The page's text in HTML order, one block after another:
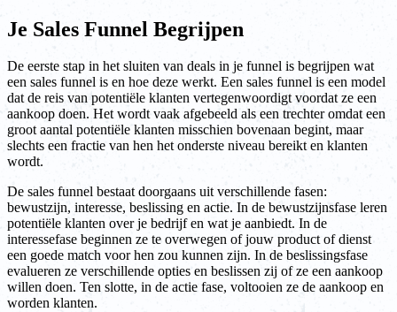
Je Sales Funnel Begrijpen
De eerste stap in het sluiten van deals in je funnel is begrijpen wat
een sales funnel is en hoe deze werkt. Een sales funnel is een model
dat de reis van potentiële klanten vertegenwoordigt voordat ze een
aankoop doen. Het wordt vaak afgebeeld als een trechter omdat een
groot aantal potentiële klanten misschien bovenaan begint, maar
slechts een fractie van hen het onderste niveau bereikt en klanten
wordt.
De sales funnel bestaat doorgaans uit verschillende fasen:
bewustzijn, interesse, beslissing en actie. In de bewustzijnsfase leren
potentiële klanten over je bedrijf en wat je aanbiedt. In de
interessefase beginnen ze te overwegen of jouw product of dienst
een goede match voor hen zou kunnen zijn. In de beslissingsfase
evalueren ze verschillende opties en beslissen zij of ze een aankoop
willen doen. Ten slotte, in de actie fase, voltooien ze de aankoop en
worden klanten.